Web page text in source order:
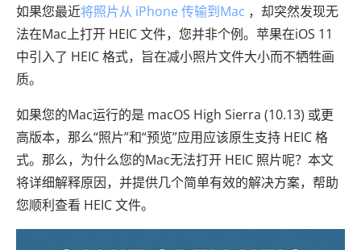
如果您最近将照片从 iPhone 传输到Mac ，却突然发现无
法在Mac上打开 HEIC 文件，您并非个例。苹果在iOS 11
中引入了 HEIC 格式，旨在减小照片文件大小而不牺牲画
质。
如果您的Mac运行的是 macOS High Sierra (10.13) 或更
高版本，那么“照片”和“预览”应用应该原生支持 HEIC 格
式。那么，为什么您的Mac无法打开 HEIC 照片呢？本文
将详细解释原因，并提供几个简单有效的解决方案，帮助
您顺利查看 HEIC 文件。